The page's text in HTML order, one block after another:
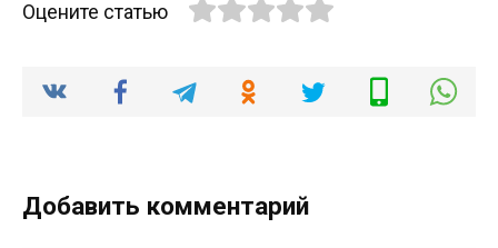
Оцените статью
Добавить комментарий